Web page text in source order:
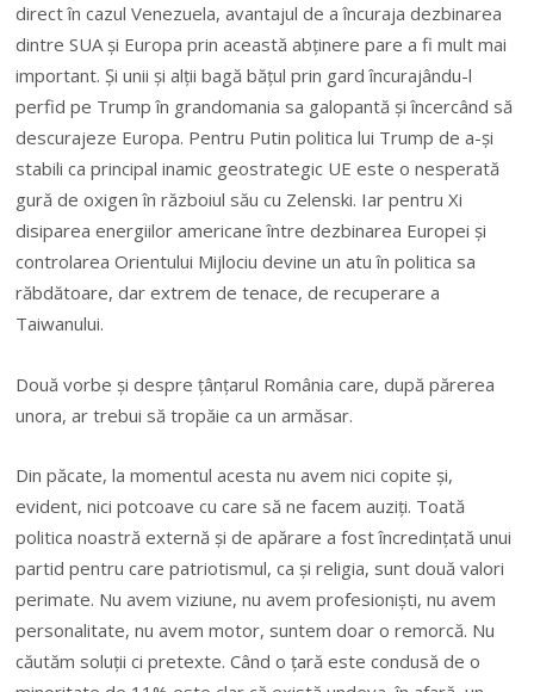
direct în cazul Venezuela, avantajul de a încuraja dezbinarea
dintre SUA şi Europa prin această abţinere pare a fi mult mai
important. Şi unii şi alţii bagă băţul prin gard încurajându-l
perfid pe Trump în grandomania sa galopantă şi încercând să
descurajeze Europa. Pentru Putin politica lui Trump de a-şi
stabili ca principal inamic geostrategic UE este o nesperată
gură de oxigen în războiul său cu Zelenski. Iar pentru Xi
disiparea energiilor americane între dezbinarea Europei şi
controlarea Orientului Mijlociu devine un atu în politica sa
răbdătoare, dar extrem de tenace, de recuperare a
Taiwanului.
Două vorbe şi despre ţânţarul România care, după părerea
unora, ar trebui să tropăie ca un armăsar.
Din păcate, la momentul acesta nu avem nici copite şi,
evident, nici potcoave cu care să ne facem auziţi. Toată
politica noastră externă şi de apărare a fost încredinţată unui
partid pentru care patriotismul, ca şi religia, sunt două valori
perimate. Nu avem viziune, nu avem profesionişti, nu avem
personalitate, nu avem motor, suntem doar o remorcă. Nu
căutăm soluţii ci pretexte. Când o ţară este condusă de o